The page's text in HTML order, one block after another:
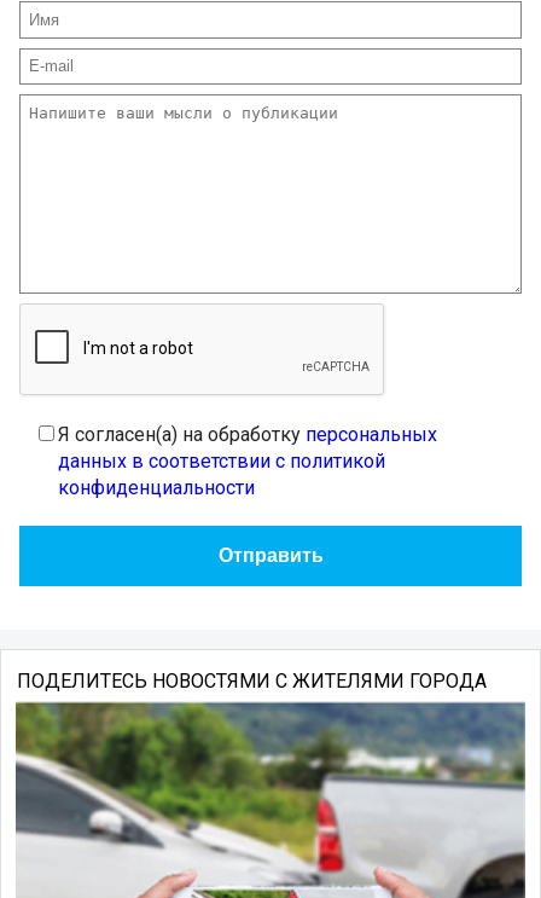
Я согласен(а) на обработку персональных
данных в соответствии с политикой
конфиденциальности
ПОДЕЛИТЕСЬ НОВОСТЯМИ С ЖИТЕЛЯМИ ГОРОДА